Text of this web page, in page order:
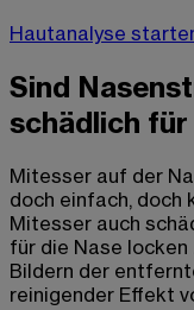
Hautanalyse
Sind
schädlich
Mitesser auf der
doch einfach, doch
Mitesser auch
für die Nase
Bildern der
reinigender Effekt